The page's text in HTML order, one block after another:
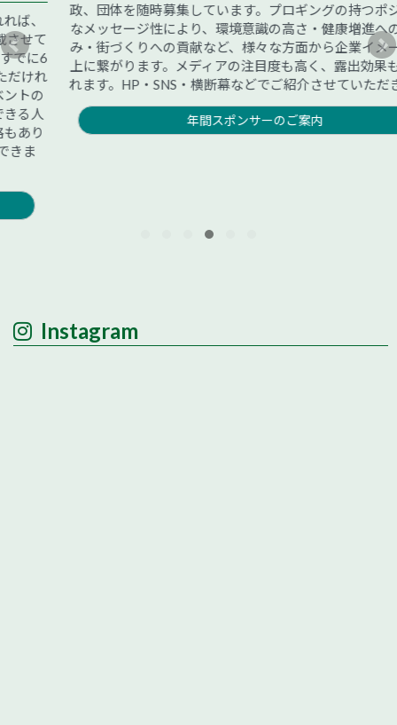
政、団体を随時募集しています。プロギングの持つポジティブ
なメッセージ性により、環境意識の高さ・健康増進への取り組
み・街づくりへの貢献など、様々な方面から企業イメージの向
上に繋がります。メディアの注目度も高く、露出効果も見込ま
れます。HP・SNS・横断幕などでご紹介させていただきます。
年間スポンサーのご案内
Instagram